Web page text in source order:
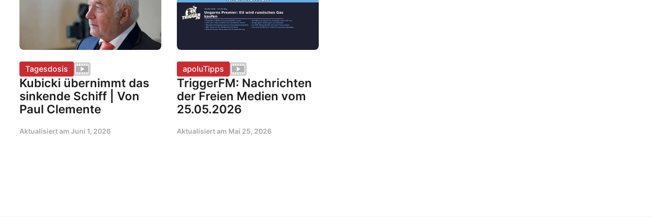
Tagesdosis
Kubicki übernimmt das
sinkende Schiff | Von
Paul Clemente
Aktualisiert am Juni 1, 2026
apoluTipps
TriggerFM: Nachrichten
der Freien Medien vom
25.05.2026
Aktualisiert am Mai 25, 2026